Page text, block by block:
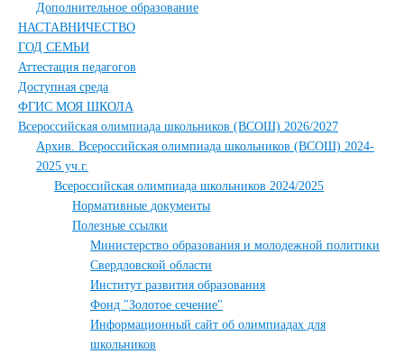
Дополнительное образование
НАСТАВНИЧЕСТВО
ГОД СЕМЬИ
Аттестация педагогов
Доступная среда
ФГИС МОЯ ШКОЛА
Всероссийская олимпиада школьников (ВСОШ) 2026/2027
Архив. Всероссийская олимпиада школьников (ВСОШ) 2024-
2025 уч.г.
Всероссийская олимпиада школьников 2024/2025
Нормативные документы
Полезные ссылки
Министерство образования и молодежной политики
Свердловской области
Институт развития образования
Фонд "Золотое сечение"
Информационный сайт об олимпиадах для
школьников